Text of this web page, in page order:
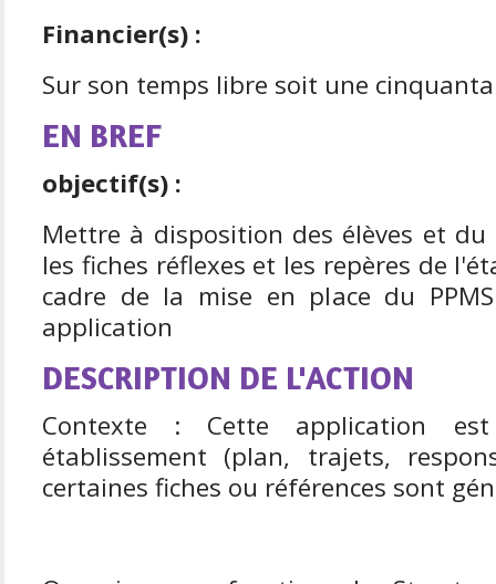
Financier(s) :
Sur son temps libre soit une
EN BREF
objectif(s) :
Mettre à disposition des élèves et du
les fiches réflexes et les repères de
cadre de la mise en place du
application
DESCRIPTION DE L'ACTION
Contexte : Cette application
établissement (plan, trajets,
certaines fiches ou références sont